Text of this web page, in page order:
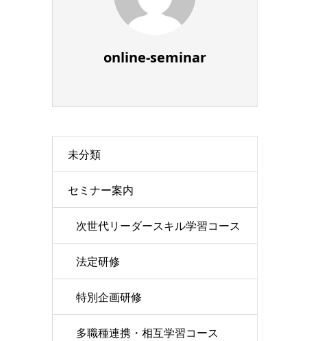
online-seminar
未分類
セミナー案内
次世代リーダースキル学習コース
法定研修
特別企画研修
多職種連携・相互学習コース